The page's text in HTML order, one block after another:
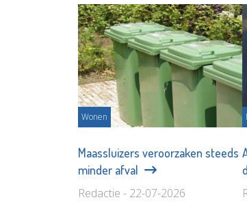
Wonen
Maassluizers veroorzaken steeds
minder afval
Redactie - 22-07-2026